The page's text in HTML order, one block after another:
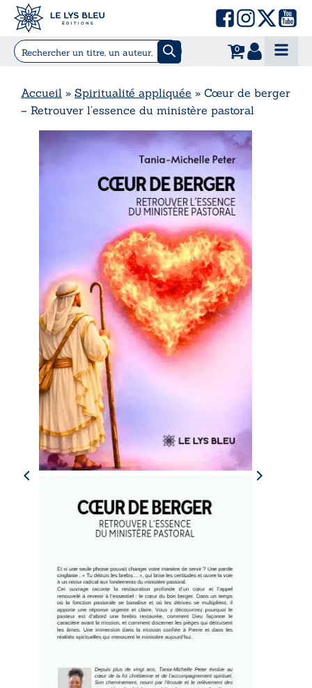
0
Accueil » Spiritualité appliquée » Cœur de berger
– Retrouver l’essence du ministère pastoral